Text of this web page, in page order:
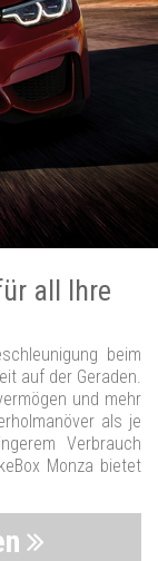
all Ihre
beim
auf der Geraden.
und mehr
als je
Verbrauch
Monza bietet